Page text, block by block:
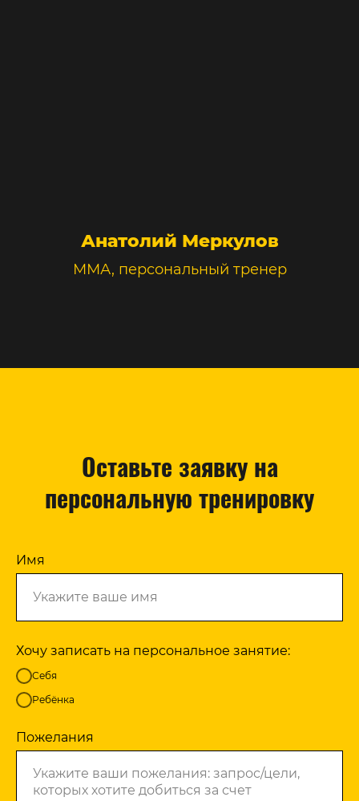
Анатолий Меркулов
ММА, персональный тренер
Оставьте заявку на
персональную тренировку
Имя
Хочу записать на персональное занятие:
Себя
Ребёнка
Пожелания